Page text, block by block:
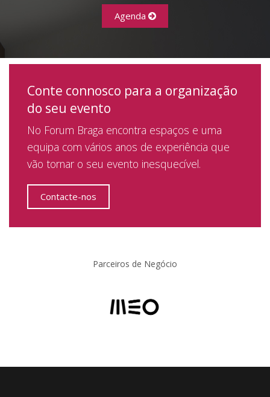
Agenda
Conte connosco para a organização
do seu evento
No Forum Braga encontra espaços e uma
equipa com vários anos de experiência que
vão tornar o seu evento inesquecível.
Contacte-nos
Parceiros de Negócio